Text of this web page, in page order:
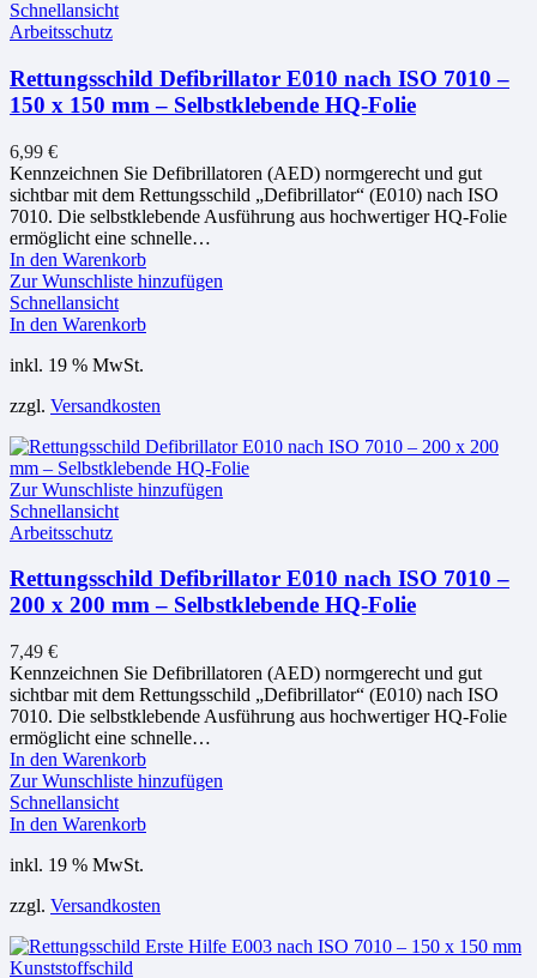
Schnellansicht
Arbeitsschutz
Rettungsschild Defibrillator E010 nach ISO 7010 –
150 x 150 mm – Selbstklebende HQ-Folie
6,99 €
Kennzeichnen Sie Defibrillatoren (AED) normgerecht und gut
sichtbar mit dem Rettungsschild „Defibrillator“ (E010) nach ISO
7010. Die selbstklebende Ausführung aus hochwertiger HQ-Folie
ermöglicht eine schnelle…
In den Warenkorb
Zur Wunschliste hinzufügen
Schnellansicht
In den Warenkorb
inkl. 19 % MwSt.
zzgl. Versandkosten
Zur Wunschliste hinzufügen
Schnellansicht
Arbeitsschutz
Rettungsschild Defibrillator E010 nach ISO 7010 –
200 x 200 mm – Selbstklebende HQ-Folie
7,49 €
Kennzeichnen Sie Defibrillatoren (AED) normgerecht und gut
sichtbar mit dem Rettungsschild „Defibrillator“ (E010) nach ISO
7010. Die selbstklebende Ausführung aus hochwertiger HQ-Folie
ermöglicht eine schnelle…
In den Warenkorb
Zur Wunschliste hinzufügen
Schnellansicht
In den Warenkorb
inkl. 19 % MwSt.
zzgl. Versandkosten